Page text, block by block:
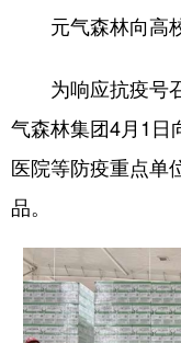
元气森林向高
为响应抗疫号
气森林集团4月1日
医院等防疫重点单
品。